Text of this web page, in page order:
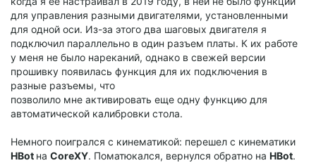
для управления разными двигателями, установленными
для одной оси. Из-за этого два шаговых двигателя я
подключил параллельно в один разъем платы. К их работе
у меня не было нареканий, однако в свежей версии
прошивку появилась функция для их подключения в
разные разъемы, что
позволило мне активировать еще одну функцию для
автоматической калибровки стола.
Немного поигрался с кинематикой: перешел с кинематики
HBot на CoreXY. Поматюкался, вернулся обратно на HBot.